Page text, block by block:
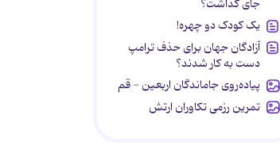
جای گذاشت؟
یک کودک دو چهره!
آزادگان جهان برای حذف ترامپ
دست به کار شدند؟
پیاده‌روی جاماندگان اربعین - قم
تمرین رزمی تکاوران ارتش